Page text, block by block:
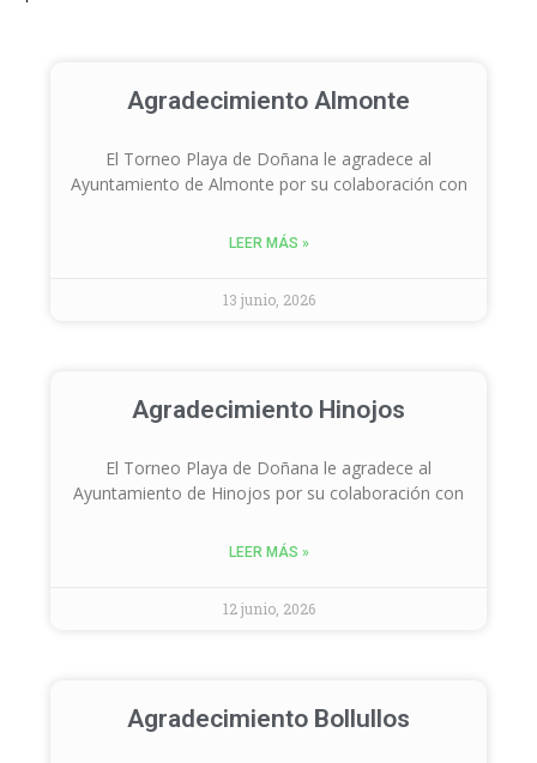
Agradecimiento Almonte
El Torneo Playa de Doñana le agradece al
Ayuntamiento de Almonte por su colaboración con
LEER MÁS »
13 junio, 2026
Agradecimiento Hinojos
El Torneo Playa de Doñana le agradece al
Ayuntamiento de Hinojos por su colaboración con
LEER MÁS »
12 junio, 2026
Agradecimiento Bollullos